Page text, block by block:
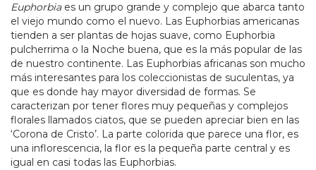
Euphorbiaes un grupo grande y complejo que abarca tanto
el viejo mundo como el nuevo. Las Euphorbias americanas
tienden a ser plantas de hojas suave, como Euphorbia
pulcherrima o la Noche buena, que es la más popular de las
de nuestro continente. Las Euphorbias africanas son mucho
más interesantes para los coleccionistas de suculentas, ya
que es donde hay mayor diversidad de formas. Se
caracterizan por tener flores muy pequeñas y complejos
florales llamados ciatos, que se pueden apreciar bien en las
‘Corona de Cristo’. La parte colorida que parece una flor, es
una inflorescencia, la flor es la pequeña parte central y es
igual en casi todas las Euphorbias.